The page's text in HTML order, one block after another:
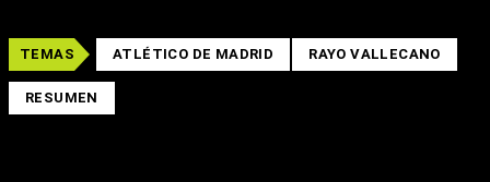
TEMAS ATLÉTICO DE MADRID RAYO VALLECANO
RESUMEN